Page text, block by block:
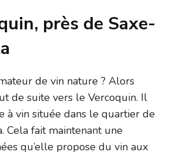
près de Saxe-
de vin nature ? Alors
de suite vers le Vercoquin. Il
à vin située dans le quartier de
Cela fait maintenant une
qu’elle propose du vin aux